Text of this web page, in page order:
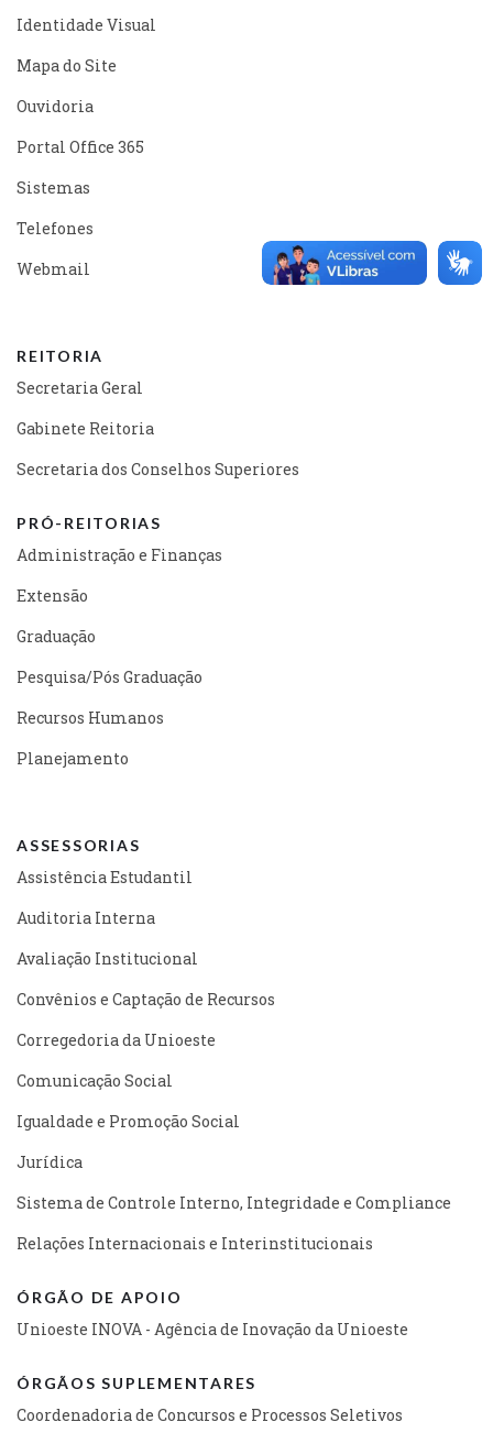
Identidade Visual
Mapa do Site
Ouvidoria
Portal Office 365
Sistemas
Telefones
Webmail
REITORIA
Secretaria Geral
Gabinete Reitoria
Secretaria dos Conselhos Superiores
PRÓ-REITORIAS
Administração e Finanças
Extensão
Graduação
Pesquisa/Pós Graduação
Recursos Humanos
Planejamento
ASSESSORIAS
Assistência Estudantil
Auditoria Interna
Avaliação Institucional
Convênios e Captação de Recursos
Corregedoria da Unioeste
Comunicação Social
Igualdade e Promoção Social
Jurídica
Sistema de Controle Interno, Integridade e Compliance
Relações Internacionais e Interinstitucionais
ÓRGÃO DE APOIO
Unioeste INOVA - Agência de Inovação da Unioeste
ÓRGÃOS SUPLEMENTARES
Coordenadoria de Concursos e Processos Seletivos